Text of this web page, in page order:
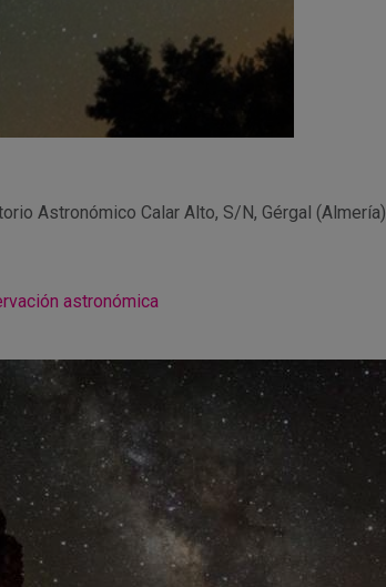
Astronómico Calar Alto, S/N, Gérgal (Almería)
astronómica